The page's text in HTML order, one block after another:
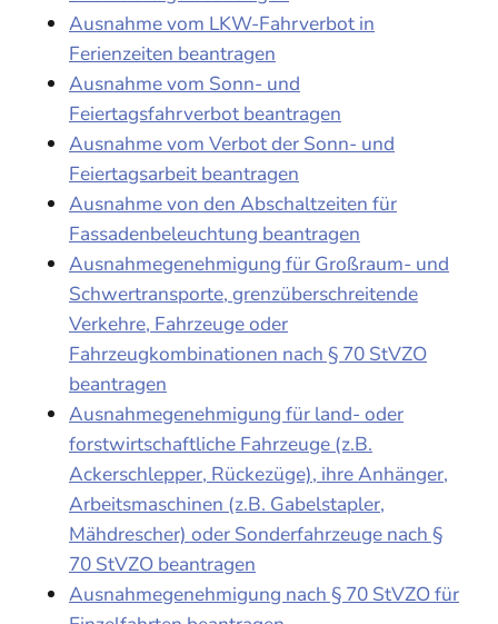
Ausnahme vom LKW-Fahrverbot in
Ferienzeiten beantragen
Ausnahme vom Sonn- und
Feiertagsfahrverbot beantragen
Ausnahme vom Verbot der Sonn- und
Feiertagsarbeit beantragen
Ausnahme von den Abschaltzeiten für
Fassadenbeleuchtung beantragen
Ausnahmegenehmigung für Großraum- und
Schwertransporte, grenzüberschreitende
Verkehre, Fahrzeuge oder
Fahrzeugkombinationen nach § 70 StVZO
beantragen
Ausnahmegenehmigung für land- oder
forstwirtschaftliche Fahrzeuge (z.B.
Ackerschlepper, Rückezüge), ihre Anhänger,
Arbeitsmaschinen (z.B. Gabelstapler,
Mähdrescher) oder Sonderfahrzeuge nach §
70 StVZO beantragen
Ausnahmegenehmigung nach § 70 StVZO für